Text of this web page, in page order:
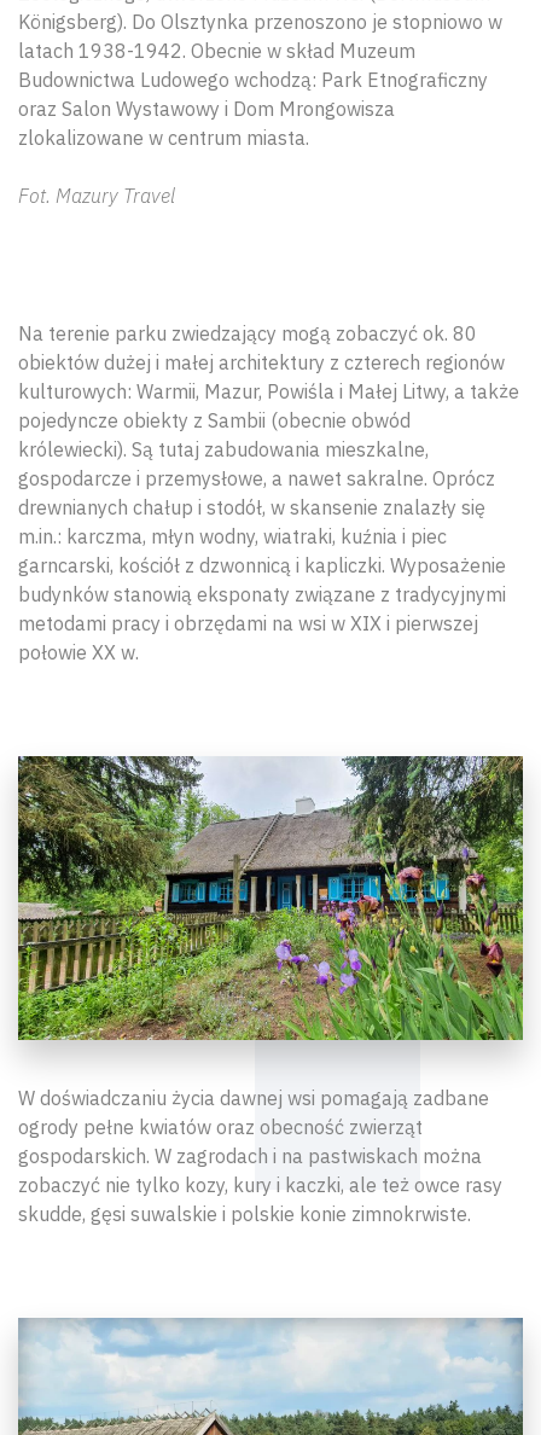
Königsberg). Do Olsztynka przenoszono je stopniowo w
latach 1938-1942. Obecnie w skład Muzeum
Budownictwa Ludowego wchodzą: Park Etnograficzny
oraz Salon Wystawowy i Dom Mrongowisza
zlokalizowane w centrum miasta.
Fot. Mazury Travel
Na terenie parku zwiedzający mogą zobaczyć ok. 80
obiektów dużej i małej architektury z czterech regionów
kulturowych: Warmii, Mazur, Powiśla i Małej Litwy, a także
pojedyncze obiekty z Sambii (obecnie obwód
królewiecki). Są tutaj zabudowania mieszkalne,
gospodarcze i przemysłowe, a nawet sakralne. Oprócz
drewnianych chałup i stodół, w skansenie znalazły się
m.in.: karczma, młyn wodny, wiatraki, kuźnia i piec
garncarski, kościół z dzwonnicą i kapliczki. Wyposażenie
budynków stanowią eksponaty związane z tradycyjnymi
metodami pracy i obrzędami na wsi w XIX i pierwszej
połowie XX w.
W doświadczaniu życia dawnej wsi pomagają zadbane
ogrody pełne kwiatów oraz obecność zwierząt
gospodarskich. W zagrodach i na pastwiskach można
zobaczyć nie tylko kozy, kury i kaczki, ale też owce rasy
skudde, gęsi suwalskie i polskie konie zimnokrwiste.